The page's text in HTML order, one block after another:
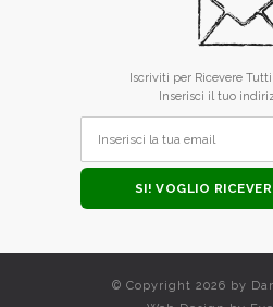
Iscriviti per Ricevere
Inserisci il tuo
SI! VOGLIO
© Copyright 2026 by